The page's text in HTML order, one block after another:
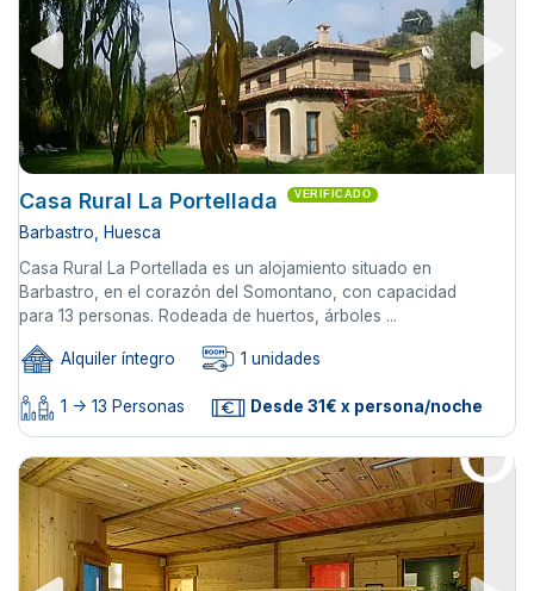
Casa Rural La Portellada VERIFICADO
Barbastro, Huesca
Casa Rural La Portellada es un alojamiento situado en
Barbastro, en el corazón del Somontano, con capacidad
para 13 personas. Rodeada de huertos, árboles ...
Alquiler íntegro 1 unidades
1 -> 13 Personas Desde 31€ x persona/noche